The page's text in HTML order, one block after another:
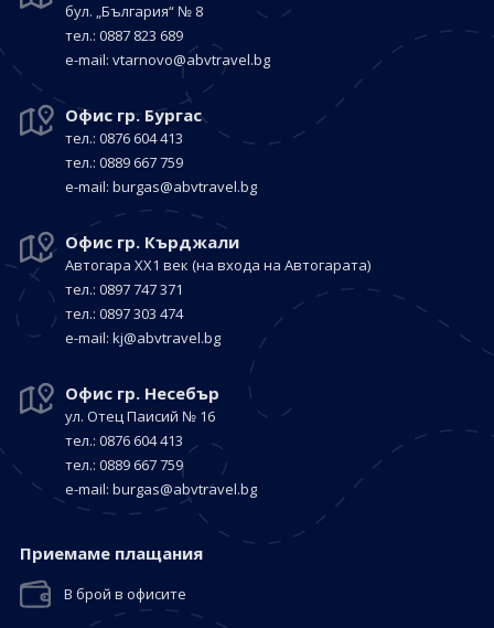
бул. „България“ № 8
тел.: 0887 823 689
е-mail: vtarnovo@abvtravel.bg
Офис гр. Бургас
тел.: 0876 604 413
тел.: 0889 667 759
е-mail: burgas@abvtravel.bg
Офис гр. Кърджали
Автогара ХХ1 век (на входа на Автогарата)
тел.: 0897 747 371
тел.: 0897 303 474
е-mail: kj@abvtravel.bg
Офис гр. Несебър
ул. Отец Паисий № 16
тел.: 0876 604 413
тел.: 0889 667 759
е-mail: burgas@abvtravel.bg
Приемaме плащания
В брой в офисите